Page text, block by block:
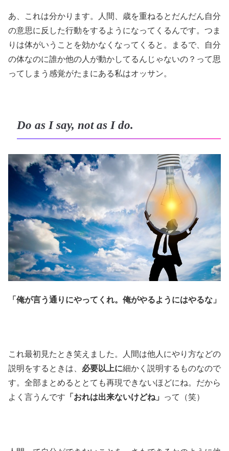
あ、これは分かります。人間、歳を重ねるとだんだん自分
の意思に反した行動をするようになってくるんです。つま
りは体がいうことを効かなくなってくると。まるで、自分
の体なのに誰か他の人が動かしてるんじゃないの？って思
ってしまう感覚がたまにある私はオッサン。
Do as I say, not as I do.
「俺が言う通りにやってくれ。俺がやるようにはやるな」
これ最初見たとき笑えました。人間は他人にやり方などの
説明をするときは、 必要以上に細かく説明するものなので
す。全部まとめるととても再現できないほどにね。だから
よく言うんです 「おれは出来ないけどね」 って（笑）